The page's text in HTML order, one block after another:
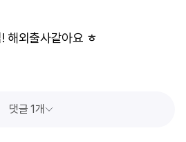
해외출사같아요 ㅎ
댓글 1개